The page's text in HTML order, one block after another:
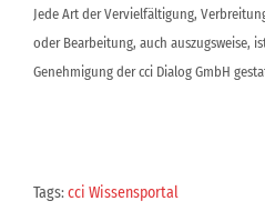
Jede Art der Vervielfältigung,
oder Bearbeitung, auch auszugsweise,
Genehmigung der cci Dialog GmbH
Tags:cci Wissensportal